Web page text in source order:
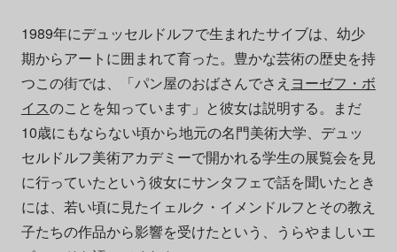
1989年にデュッセルドルフで生まれたサイブは、幼少
期からアートに囲まれて育った。豊かな芸術の歴史を持
つこの街では、「パン屋のおばさんでさえ ヨーゼフ・ボ
イスのことを知っています」と彼女は説明する。まだ
10歳にもならない頃から地元の名門美術大学、デュッ
セルドルフ美術アカデミーで開かれる学生の展覧会を見
に行っていたという彼女にサンタフェで話を聞いたとき
には、若い頃に見たイェルク・イメンドルフとその教え
子たちの作品から影響を受けたという、うらやましいエ